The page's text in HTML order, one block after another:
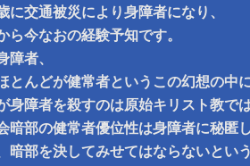
に交通被災により身障者になり、
ら今なおの経験予知です。
障者、
とんどが健常者というこの幻想の中
身障者を殺すのは原始キリスト教で
暗部の健常者優位性は身障者に秘匿
暗部を決してみせてはならないとい